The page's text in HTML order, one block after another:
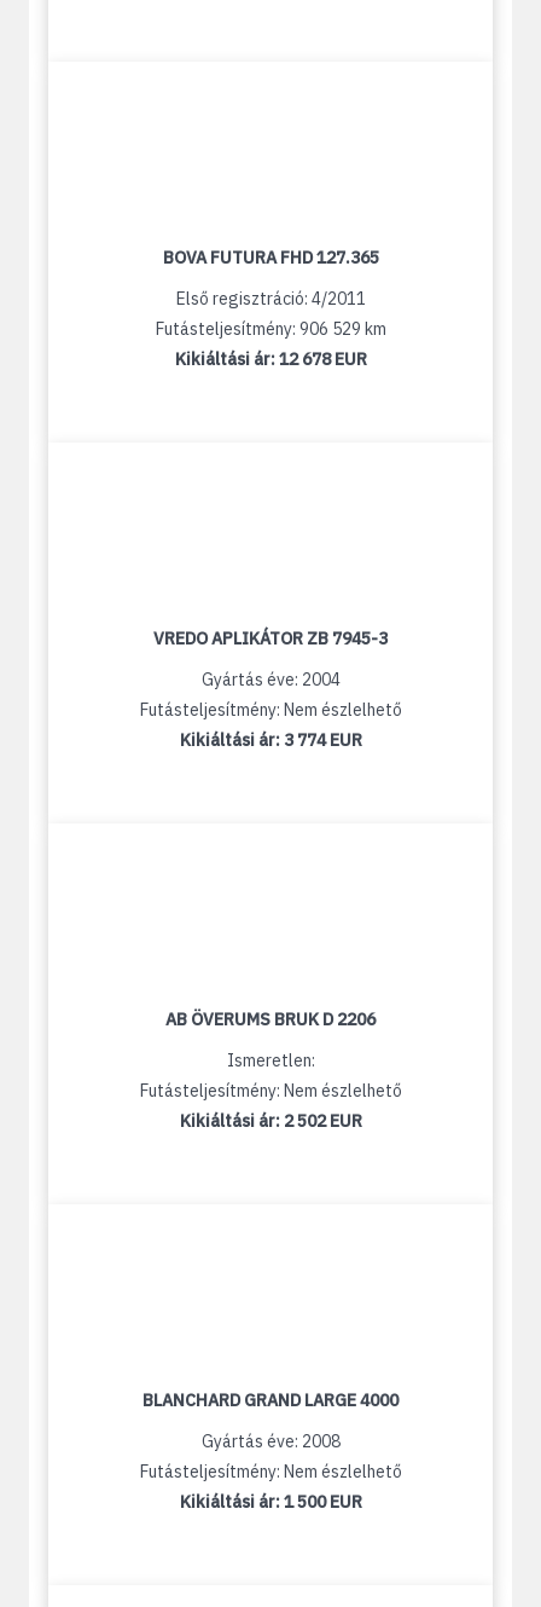
BOVA FUTURA FHD 127.365
Első regisztráció: 4/2011
Futásteljesítmény: 906 529 km
Kikiáltási ár:12 678 EUR
VREDO APLIKÁTOR ZB 7945-3
Gyártás éve: 2004
Futásteljesítmény: Nem észlelhető
Kikiáltási ár: 3 774 EUR
AB ÖVERUMS BRUK D 2206
Ismeretlen:
Futásteljesítmény: Nem észlelhető
Kikiáltási ár: 2 502 EUR
BLANCHARD GRAND LARGE 4000
Gyártás éve: 2008
Futásteljesítmény: Nem észlelhető
Kikiáltási ár:1 500 EUR